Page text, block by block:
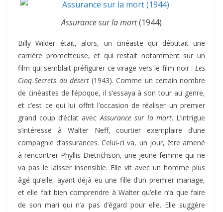
Assurance sur la mort(1944)
Billy Wilder était, alors, un cinéaste qui débutait une
carrière prometteuse, et qui restait notamment sur un
film qui semblait préfigurer ce virage vers le film noir : Les
Cinq Secrets du désert (1943). Comme un certain nombre
de cinéastes de l’époque, il s’essaya à son tour au genre,
et c’est ce qui lui offrit l’occasion de réaliser un premier
grand coup d’éclat avecAssurance sur la mort. L’intrigue
s’intéresse à Walter Neff, courtier exemplaire d’une
compagnie d’assurances. Celui-ci va, un jour, être amené
à rencontrer Phyllis Dietrichson, une jeune femme qui ne
va pas le laisser insensible. Elle vit avec un homme plus
âgé qu’elle, ayant déjà eu une fille d’un premier mariage,
et elle fait bien comprendre à Walter qu’elle n’a que faire
de son mari qui n’a pas d’égard pour elle. Elle suggère